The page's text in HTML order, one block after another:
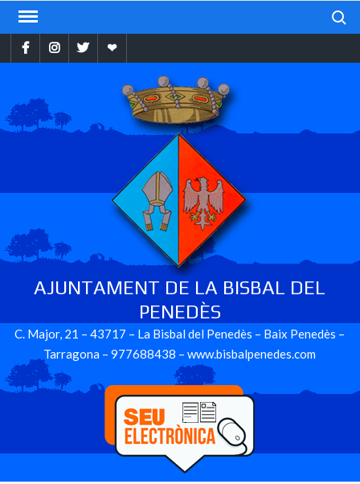
Skip
contentFacebookInstragram
TwitterEbando
AJUNTAMENT DE LA BISBAL DEL
PENEDÈS
C. Major, 21 – 43717 – La Bisbal del Penedès – Baix Penedès –
Tarragona – 977688438 – www.bisbalpenedes.com